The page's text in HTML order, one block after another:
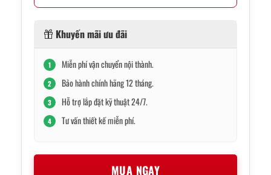
Khuyến mãi ưu đãi
1 Miễn phí vận chuyển nội thành.
2 Bảo hành chính hãng 12 tháng.
3 Hỗ trợ lắp đặt kỹ thuật 24/7.
4 Tư vấn thiết kế miễn phí.
MUA NGAY